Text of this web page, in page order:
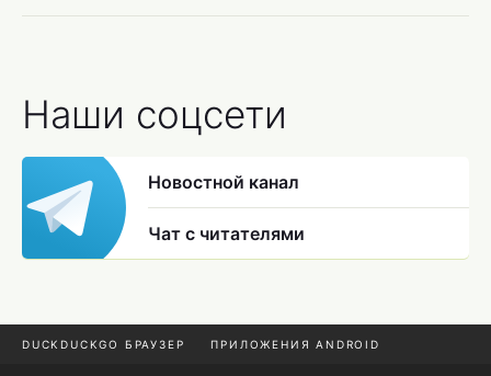
Наши соцсети
Новостной канал
Чат с читателями
DUCKDUCKGO БРАУЗЕР ПРИЛОЖЕНИЯ ANDROID